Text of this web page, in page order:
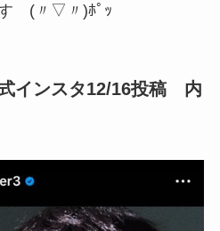
す (〃▽〃)ﾎﾟｯ
インスタ12/16投稿 内